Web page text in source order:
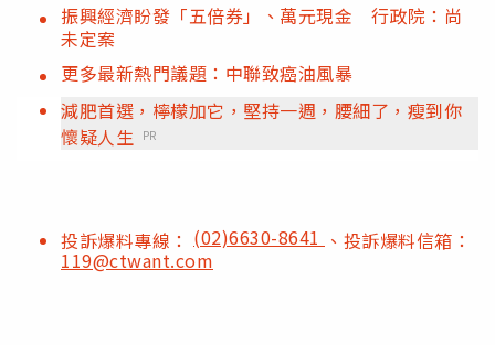
振興經濟盼發「五倍券」、萬元現金 行政院：尚
未定案
更多最新熱門議題：中聯致癌油風暴
減肥首選，檸檬加它，堅持一週，腰細了，瘦到你
懷疑人生
PR
投訴爆料專線： (02)6630-8641 、投訴爆料信箱：
119@ctwant.com